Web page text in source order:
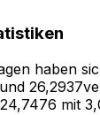
haben
mit